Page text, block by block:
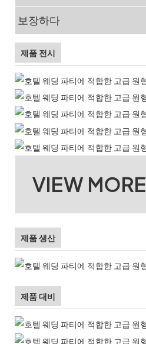
보장하다
제품 전시
VIEW MORE
제품 생산
제품 대비